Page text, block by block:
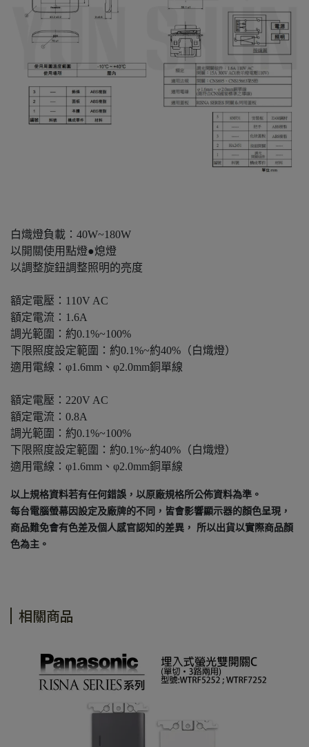
白熾燈負載：40W~180W
以開關使用點燈●熄燈
以調整旋鈕調整照明的亮度
額定電壓：110V AC
額定電流：1.6A
調光範圍：約0.1%~100%
下限照度設定範圍：約0.1%~約40%（白熾燈）
適用電線：φ1.6mm、φ2.0mm銅單線
額定電壓：220V AC
額定電流：0.8A
調光範圍：約0.1%~100%
下限照度設定範圍：約0.1%~約40%（白熾燈）
適用電線：φ1.6mm、φ2.0mm銅單線
以上規格資料若有任何錯誤，以原廠規格所公佈資料為準。
每台電腦螢幕因設定及廠牌的不同，皆會影響顯示器的顏色呈現，
商品難免會有色差及個人感官認知的差異， 所以出貨以實際商品顏
色為主。
相關商品